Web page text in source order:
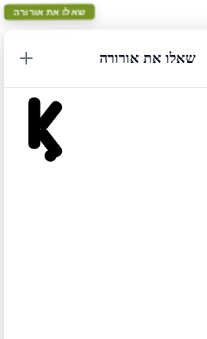
לוס אנג'לס מעגלי 41
כאשר יש במקום כבישים סגורים
שאלו את אורורה
שאלו את אורורה